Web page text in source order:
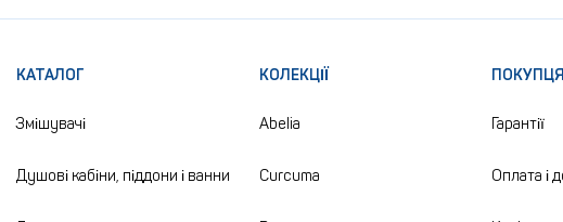
КАТАЛОГ
Змішувачі
Душові кабіни, піддони і ванни
КОЛЕКЦІЇ
Abelia
Curcuma
Гарантії
Оплата і